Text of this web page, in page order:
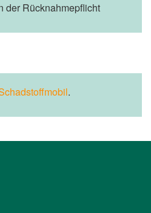
der Rücknahmepflicht
.